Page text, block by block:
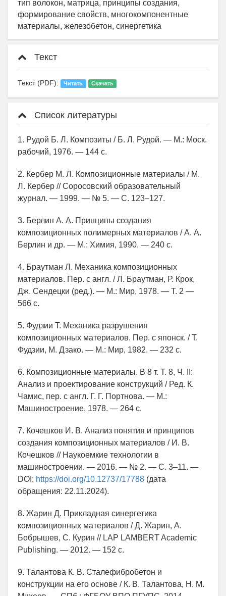
тип волокон, матрица, принципы создания,
формирование свойств, многокомпонентные
материалы, железобетон, синергетика
Текст
Текст (PDF): Читать Скачать
Список литературы
1. Рудой Б. Л. Композиты / Б. Л. Рудой. — М.: Моск.
рабочий, 1976. — 144 с.
2. Кербер М. Л. Композиционные материалы / М.
Л. Кербер // Соросовский образовательный
журнал. — 1999. — № 5. — С. 123–127.
3. Берлин А. А. Принципы создания
композиционных полимерных материалов / А. А.
Берлин и др. — М.: Химия, 1990. — 240 с.
4. Браутман Л. Механика композиционных
материалов. Пер. с англ. / Л. Браутман, Р. Крок,
Дж. Сендецки (ред.). — М.: Мир, 1978. — Т. 2 —
566 с.
5. Фудзии Т. Механика разрушения
композиционных материалов. Пер. с японск. / Т.
Фудзии, М. Дзако. — М.: Мир, 1982. — 232 с.
6. Композиционные материалы. В 8 т. Т. 8, Ч. II:
Анализ и проектирование конструкций / Ред. К.
Чамис, пер. с англ. Г. Г. Портнова. — М.:
Машиностроение, 1978. — 264 с.
7. Кочешков И. В. Анализ понятия и принципов
создания композиционных материалов / И. В.
Кочешков // Наукоемкие технологии в
машиностроении. — 2016. — № 2. — С. 3–11. —
DOI: https://doi.org/10.12737/17788 (дата
обращения: 22.11.2024).
8. Жарин Д. Прикладная синергетика
композиционных материалов / Д. Жарин, А.
Бобрышев, С. Курин // LAP LAMBERT Academic
Publishing. — 2012. — 152 с.
9. Талантова К. В. Сталефибробетон и
конструкции на его основе / К. В. Талантова, Н. М.